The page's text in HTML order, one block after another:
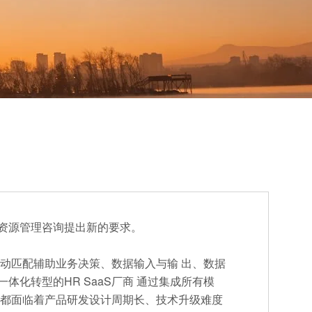
管理咨询提出新的要求。
匹配辅助业务决策、数据输入与输 出、数据
体化转型的HR SaaS厂商 通过集成所有模
面临着产品研发设计周期长、技术升级难度